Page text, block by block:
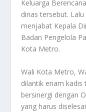
Keluarga
dinas tersebut.
menjabat Kepala
Badan Pengelola
Kota Metro.
Wali Kota Metro,
dilantik enam kadis
bersinergi dengan
yang harus